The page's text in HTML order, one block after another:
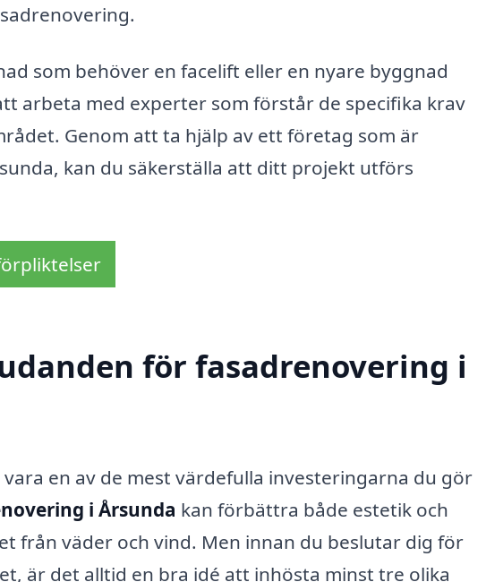
som behöver en facelift eller en nyare byggnad
arbeta med experter som förstår de specifika krav
Genom att ta hjälp av ett företag som är
kan du säkerställa att ditt projekt utförs
för fasadrenovering i
en av de mest värdefulla investeringarna du gör
i Årsunda kan förbättra både estetik och
från väder och vind. Men innan du beslutar dig för
är det alltid en bra idé att inhösta minst tre olika